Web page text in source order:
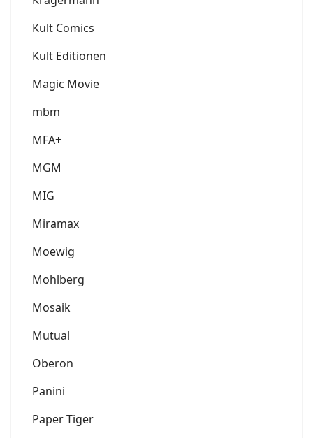
Kult Comics
Kult Editionen
Magic Movie
mbm
MFA+
MGM
MIG
Miramax
Moewig
Mohlberg
Mosaik
Mutual
Oberon
Panini
Paper Tiger